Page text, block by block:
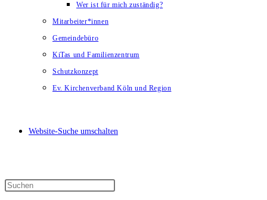
Wer ist für mich zuständig?
Mitarbeiter*innen
Gemeindebüro
KiTas und Familienzentrum
Schutzkonzept
Ev. Kirchenverband Köln und Region
Website-Suche umschalten